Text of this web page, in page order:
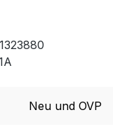
Neu und OVP